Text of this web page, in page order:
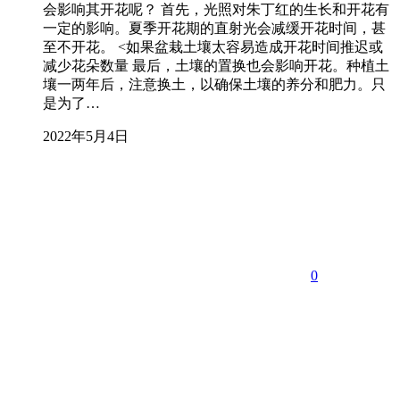
会影响其开花呢？ 首先，光照对朱丁红的生长和开花有
一定的影响。夏季开花期的直射光会减缓开花时间，甚
至不开花。 <如果盆栽土壤太容易造成开花时间推迟或
减少花朵数量 最后，土壤的置换也会影响开花。种植土
壤一两年后，注意换土，以确保土壤的养分和肥力。只
是为了…
2022年5月4日
0